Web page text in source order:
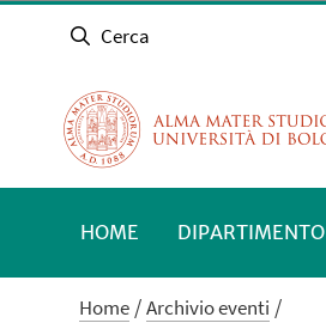
Cerca
HOME DIPARTIMENTO
Home Archivio eventi